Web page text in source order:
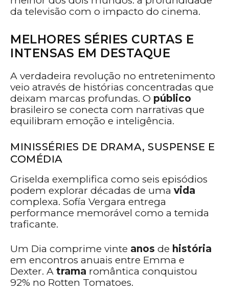
da televisão com o impacto do cinema.
MELHORES SÉRIES CURTAS E
INTENSAS EM DESTAQUE
A verdadeira revolução no entretenimento
veio através de histórias concentradas que
deixam marcas profundas. O público
brasileiro se conecta com narrativas que
equilibram emoção e inteligência.
MINISSÉRIES DE DRAMA, SUSPENSE E
COMÉDIA
Griselda exemplifica como seis episódios
podem explorar décadas de uma vida
complexa. Sofía Vergara entrega
performance memorável como a temida
traficante.
Um Dia comprime vinte anos de história
em encontros anuais entre Emma e
Dexter. A trama romântica conquistou
92% no Rotten Tomatoes.